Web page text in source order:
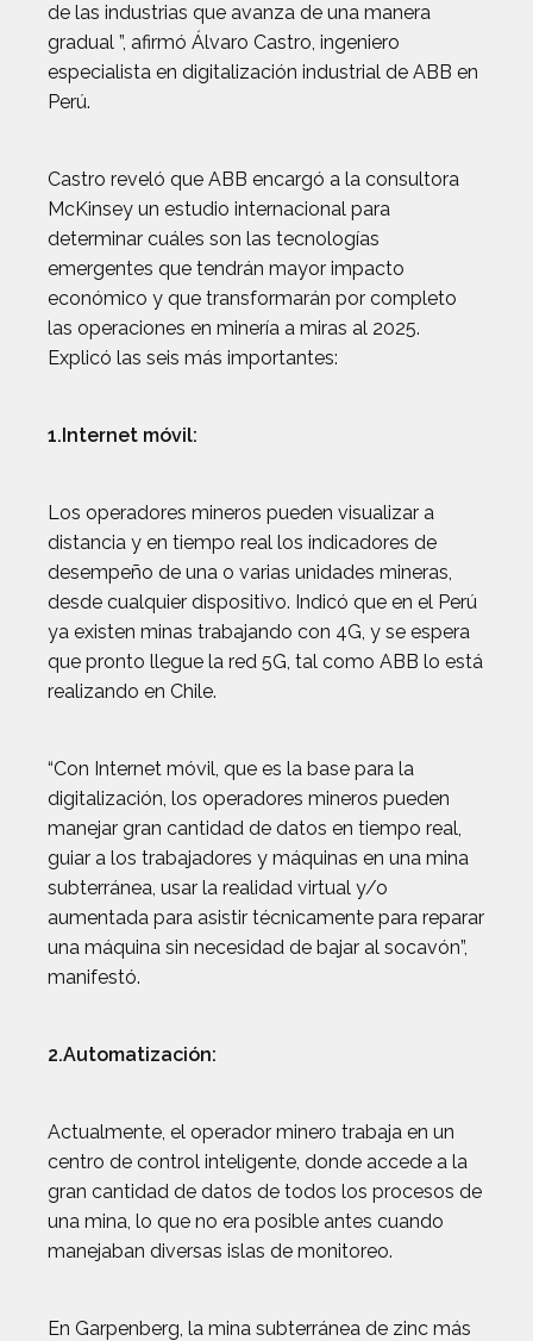
de las industrias que avanza de una manera
gradual ”, afirmó Álvaro Castro, ingeniero
especialista en digitalización industrial de ABB en
Perú.
Castro reveló que ABB encargó a la consultora
McKinsey un estudio internacional para
determinar cuáles son las tecnologías
emergentes que tendrán mayor impacto
económico y que transformarán por completo
las operaciones en minería a miras al 2025.
Explicó las seis más importantes:
1.Internet móvil:
Los operadores mineros pueden visualizar a
distancia y en tiempo real los indicadores de
desempeño de una o varias unidades mineras,
desde cualquier dispositivo. Indicó que en el Perú
ya existen minas trabajando con 4G, y se espera
que pronto llegue la red 5G, tal como ABB lo está
realizando en Chile.
“Con Internet móvil, que es la base para la
digitalización, los operadores mineros pueden
manejar gran cantidad de datos en tiempo real,
guiar a los trabajadores y máquinas en una mina
subterránea, usar la realidad virtual y/o
aumentada para asistir técnicamente para reparar
una máquina sin necesidad de bajar al socavón”,
manifestó.
2.Automatización:
Actualmente, el operador minero trabaja en un
centro de control inteligente, donde accede a la
gran cantidad de datos de todos los procesos de
una mina, lo que no era posible antes cuando
manejaban diversas islas de monitoreo.
En Garpenberg, la mina subterránea de zinc más